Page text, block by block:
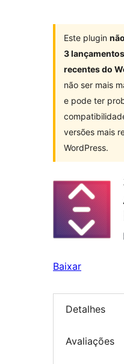
Este plugin
3
recentes do
não ser mais
e pode ter
versões mais
WordPress.
Baixar
Detalhes
Avaliações